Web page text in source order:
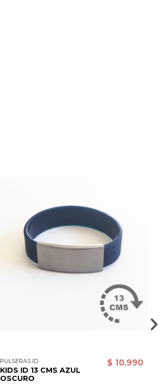
PULSERAS ID
KIDS ID 13 CMS AZUL
OSCURO
$ 10.990